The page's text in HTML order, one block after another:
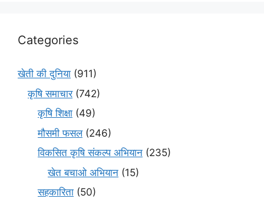
Categories
खेती की दुनिया (911)
कृषि समाचार(742)
कृषि शिक्षा (49)
मौसमी फसल(246)
विकसित कृषि संकल्प अभियान (235)
खेत बचाओ अभियान (15)
सहकारिता (50)